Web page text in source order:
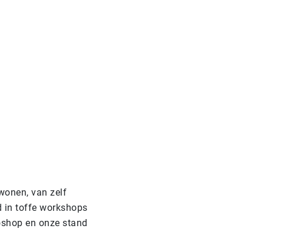
van zelf
in toffe workshops
en onze stand